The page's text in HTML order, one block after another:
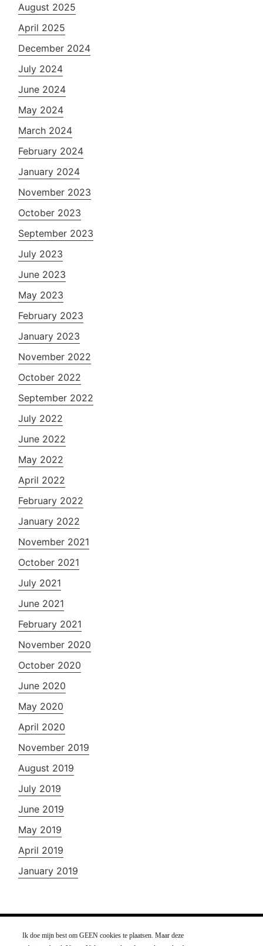
August 2025
April 2025
December 2024
July 2024
June 2024
May 2024
March 2024
February 2024
January 2024
November 2023
October 2023
September 2023
July 2023
June 2023
May 2023
February 2023
January 2023
November 2022
October 2022
September 2022
July 2022
June 2022
May 2022
April 2022
February 2022
January 2022
November 2021
October 2021
July 2021
June 2021
February 2021
November 2020
October 2020
June 2020
May 2020
April 2020
November 2019
August 2019
July 2019
June 2019
May 2019
April 2019
January 2019
J13 Videografie Zaandam - Nederland -
Ik doe mijn best om GEEN cookies te plaatsen. Maar deze